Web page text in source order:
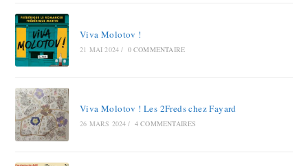
Viva Molotov !
21 MAI 2024 / 0 COMMENTAIRE
Viva Molotov ! Les 2Freds chez Fayard
26 MARS 2024 / 4 COMMENTAIRES